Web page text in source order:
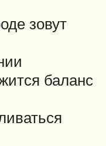
зовут
баланс